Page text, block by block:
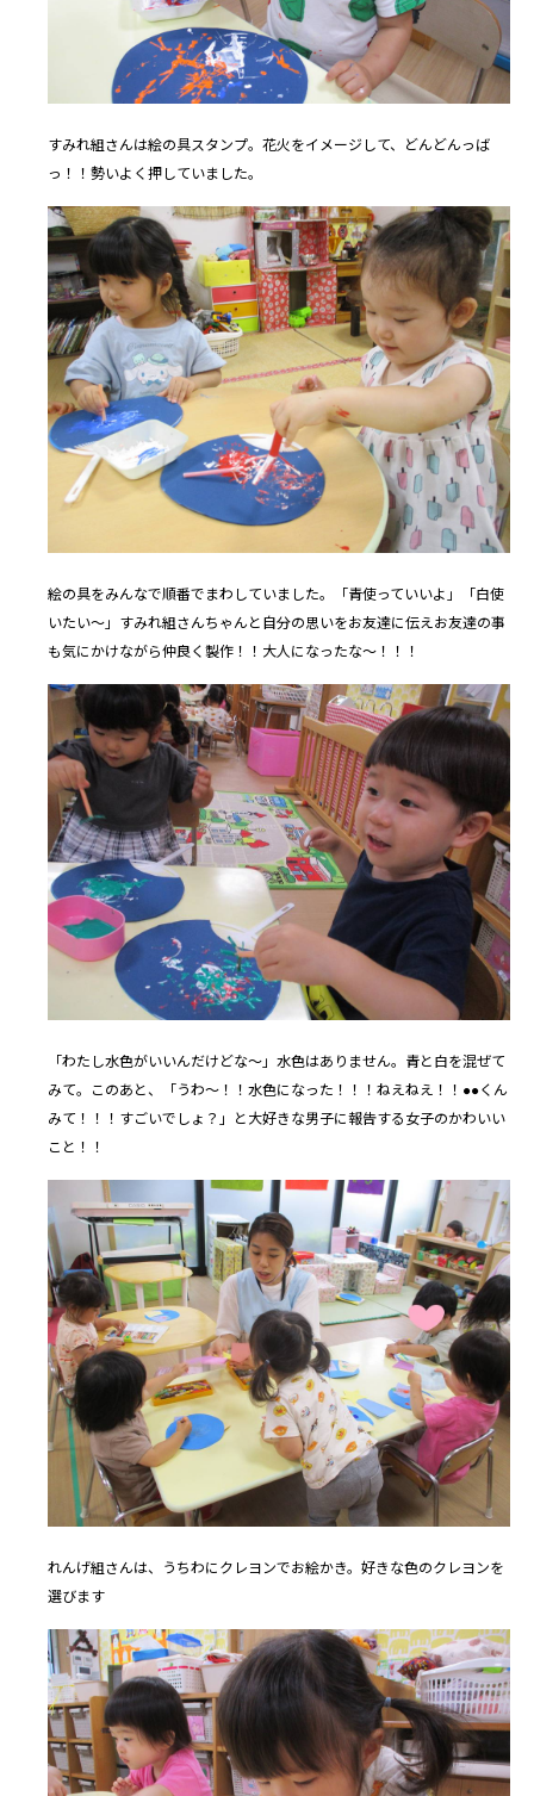
すみれ組さんは絵の具スタンプ。花火をイメージして、どんどんっば
っ！！勢いよく押していました。
絵の具をみんなで順番でまわしていました。「青使っていいよ」「白使
いたい～」すみれ組さんちゃんと自分の思いをお友達に伝えお友達の事
も気にかけながら仲良く製作！！大人になったな～！！！
「わたし水色がいいんだけどな～」水色はありません。青と白を混ぜて
みて。このあと、「うわ～！！水色になった！！！ねえねえ！！●●くん
みて！！！すごいでしょ？」と大好きな男子に報告する女子のかわいい
こと！！
れんげ組さんは、うちわにクレヨンでお絵かき。好きな色のクレヨンを
選びます